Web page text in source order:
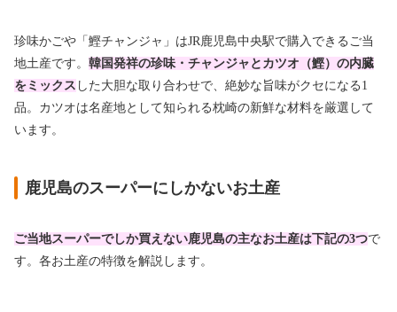
珍味かごや「鰹チャンジャ」はJR鹿児島中央駅で購入できるご当
地土産です。 韓国発祥の珍味・チャンジャとカツオ（鰹）の内臓
をミックス した大胆な取り合わせで、絶妙な旨味がクセになる1
品。カツオは名産地として知られる枕崎の新鮮な材料を厳選して
います。
鹿児島のスーパーにしかないお土産
ご当地スーパーでしか買えない鹿児島の主なお土産は下記の3つで
す。各お土産の特徴を解説します。